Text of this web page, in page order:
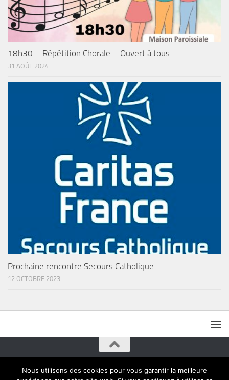
18h30 – Répétition Chorale – Ouvert à tous
31 AOÛT 2024
Prochaine rencontre Secours Catholique
12 OCTOBRE 2023
Paroisses de Montreuil © 2015. Tous droits réservés
Nous utilisons des cookies pour vous garantir la meilleure